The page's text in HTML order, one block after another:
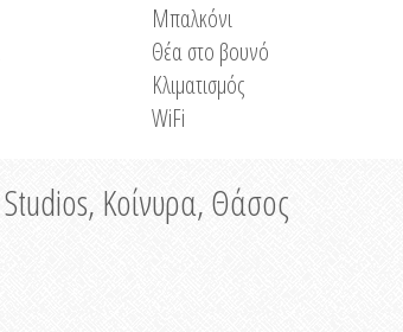
Μπαλκόνι
Θέα στο βουνό
Κλιματισμός
WiFi
Κοίνυρα, Θάσος